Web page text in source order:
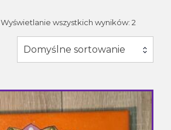
Wyświetlanie wszystkich wyników: 2
Domyślne sortowanie